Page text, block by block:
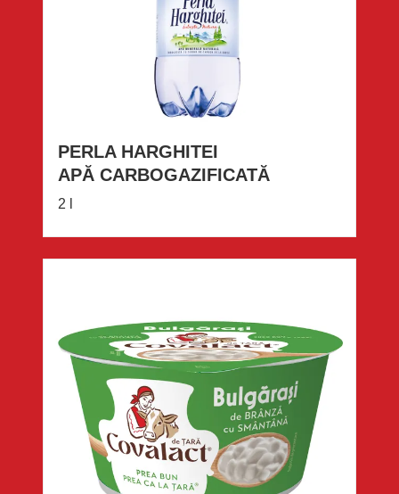
PERLA HARGHITEI
APĂ CARBOGAZIFICATĂ
2 l